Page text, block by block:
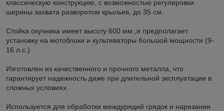
классическую конструкцию, с возможностью регулировки
ширины захвата разворотом крыльев, до 35 см.
Стойка окучника имеет высоту 600 мм.,и предполагает
установку на мотоблоки и культиваторы большой мощности (9-
16 л.с.)
Изготовлен из качественного и прочного металла, что
гарантирует надежность даже при длительной эксплуатации в
сложных условиях.
Используется для обработки междурядий грядок и нарезания